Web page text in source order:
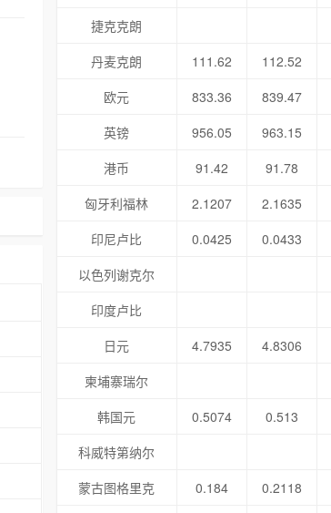
捷克克朗
丹麦克朗
111.62 112.52
欧元
833.36 839.47
英镑
956.05 963.15
港币
91.42 91.78
匈牙利福林
2.1207 2.1635
印尼卢比
0.0425 0.0433
以色列谢克尔
印度卢比
日元
4.7935 4.8306
柬埔寨瑞尔
韩国元
0.5074 0.513
科威特第纳尔
蒙古图格里克
0.184 0.2118